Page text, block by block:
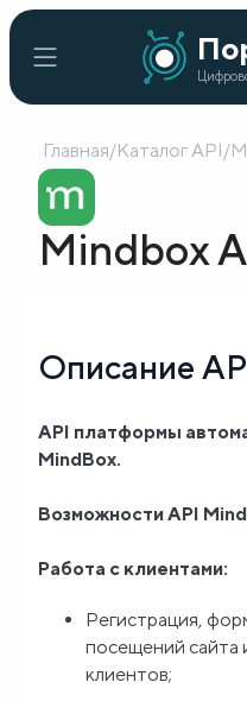
Портал
API
Цифровой
маркетплейс
Главная
Каталог
API
внедрения
решения
Блог
нас
Главная/Каталог API/
Mindbox
Описание
API платформы
MindBox.
Возможности API
Работа с клиентами:
Регистрация,
посещений сайта
клиентов;